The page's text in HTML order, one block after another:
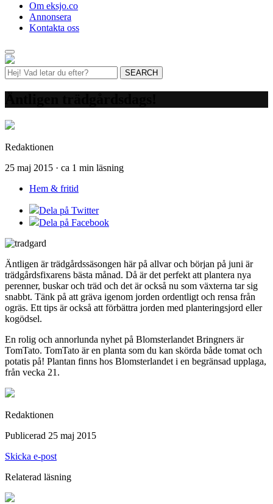
Om eksjo.co
Annonsera
Kontakta oss
Redaktionen
25 maj 2015 · ca 1 min läsning
Hem & fritid
Dela på Twitter
Dela på Facebook
Äntligen är trädgårdssäsongen här på allvar och början på juni är
trädgårdsfixarens bästa månad. Då är det perfekt att plantera nya
perenner, buskar och träd och det är också nu som växterna tar sig
snabbt. Tänk på att gräva igenom jorden ordentligt och rensa från
ogräs. Ett tips är också att förbättra jorden med planteringsjord eller
kogödsel.
En rolig och annorlunda nyhet på Blomsterlandet Bringners är
TomTato. TomTato är en planta som du kan skörda både tomat och
potatis på! Plantan finns hos Blomsterlandet i en begränsad upplaga,
från vecka 21.
Redaktionen
Publicerad 25 maj 2015
Skicka e-post
Relaterad läsning